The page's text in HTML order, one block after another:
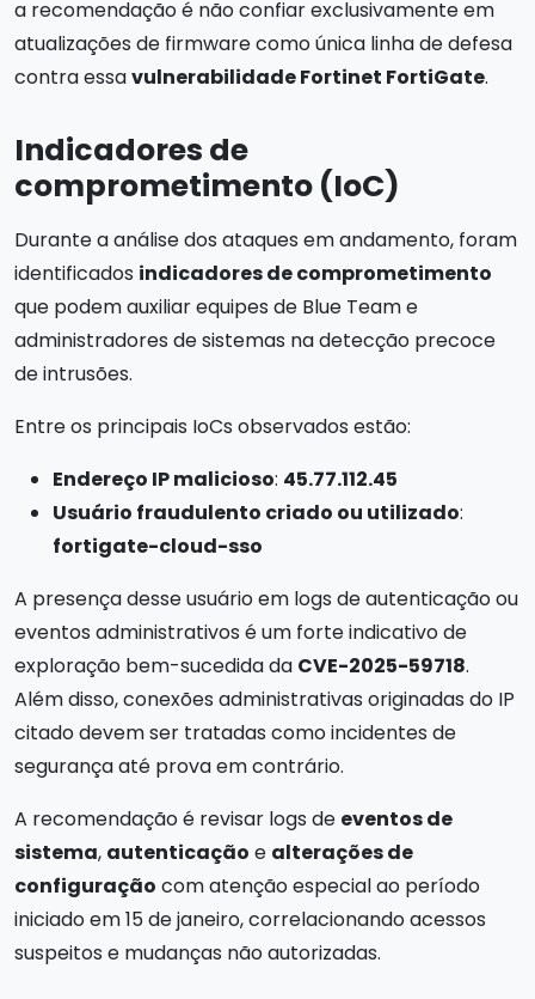
a recomendação é não confiar exclusivamente em
atualizações de firmware como única linha de defesa
contra essavulnerabilidade Fortinet FortiGate.
Indicadores de
comprometimento (IoC)
Durante a análise dos ataques em andamento, foram
identificados indicadores de comprometimento
que podem auxiliar equipes de Blue Team e
administradores de sistemas na detecção precoce
de intrusões.
Entre os principais IoCs observados estão:
Endereço IP malicioso: 45.77.112.45
Usuário fraudulento criado ou utilizado:
fortigate-cloud-sso
A presença desse usuário em logs de autenticação ou
eventos administrativos é um forte indicativo de
exploração bem-sucedida da CVE-2025-59718.
Além disso, conexões administrativas originadas do IP
citado devem ser tratadas como incidentes de
segurança até prova em contrário.
A recomendação é revisar logs de eventos de
sistema, autenticação e alterações de
configuração com atenção especial ao período
iniciado em 15 de janeiro, correlacionando acessos
suspeitos e mudanças não autorizadas.